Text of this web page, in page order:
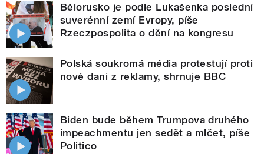
Bělorusko je podle Lukašenka poslední
suverénní zemí Evropy, píše
Rzeczpospolita o dění na kongresu
Polská soukromá média protestují proti
nové dani z reklamy, shrnuje BBC
Biden bude během Trumpova druhého
impeachmentu jen sedět a mlčet, píše
Politico